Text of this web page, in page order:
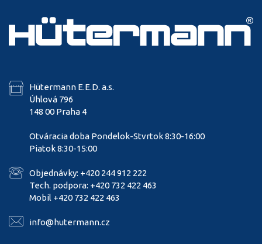
Hütermann E.E.D. a.s.
Úhlová 796
148 00 Praha 4
Otváracia doba Pondelok-Stvrtok 8:30-16:00
Piatok 8:30-15:00
Objednávky: +420 244 912 222
Tech. podpora: +420 732 422 463
Mobil +420 732 422 463
info@hutermann.cz